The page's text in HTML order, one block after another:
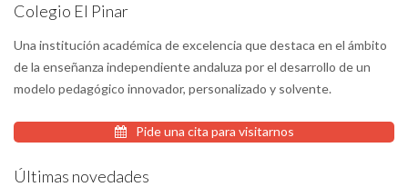
Colegio El Pinar
Una institución académica de excelencia que destaca en el ámbito
de la enseñanza independiente andaluza por el desarrollo de un
modelo pedagógico innovador, personalizado y solvente.
Pide una cita para visitarnos
Últimas novedades